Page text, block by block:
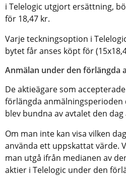
i Telelogic utgjort ersättning,
för 18,47 kr.
Varje teckningsoption i
bytet får anses köpt för
Anmälan under den förlängda
De aktieägare som
förlängda anmälningsperioden
blev bundna av avtalet den
Om man inte kan visa vilken
använda ett uppskattat värde.
man utgå ifrån medianen av
aktier i Telelogic under den